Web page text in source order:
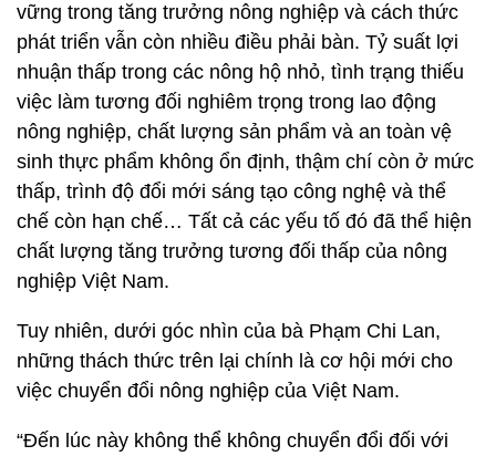
vững trong tăng trưởng nông nghiệp và cách thức
phát triển vẫn còn nhiều điều phải bàn. Tỷ suất lợi
nhuận thấp trong các nông hộ nhỏ, tình trạng thiếu
việc làm tương đối nghiêm trọng trong lao động
nông nghiệp, chất lượng sản phẩm và an toàn vệ
sinh thực phẩm không ổn định, thậm chí còn ở mức
thấp, trình độ đổi mới sáng tạo công nghệ và thể
chế còn hạn chế… Tất cả các yếu tố đó đã thể hiện
chất lượng tăng trưởng tương đối thấp của nông
nghiệp Việt Nam.
Tuy nhiên, dưới góc nhìn của bà Phạm Chi Lan,
những thách thức trên lại chính là cơ hội mới cho
việc chuyển đổi nông nghiệp của Việt Nam.
“Đến lúc này không thể không chuyển đổi đối với